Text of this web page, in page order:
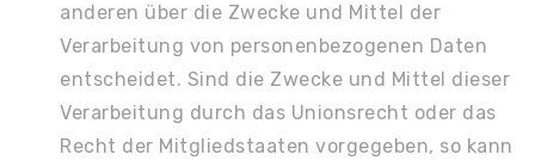
anderen über die Zwecke und Mittel der
Verarbeitung von personenbezogenen Daten
entscheidet. Sind die Zwecke und Mittel dieser
Verarbeitung durch das Unionsrecht oder das
Recht der Mitgliedstaaten vorgegeben, so kann